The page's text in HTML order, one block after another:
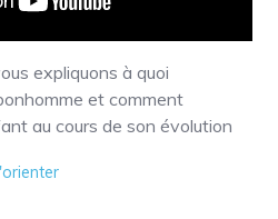
expliquons à quoi
et comment
au cours de son évolution